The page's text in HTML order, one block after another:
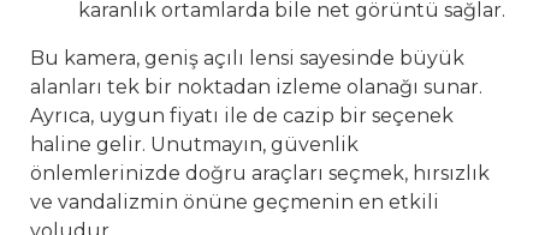
karanlık ortamlarda bile net görüntü sağlar.
Bu kamera, geniş açılı lensi sayesinde büyük
alanları tek bir noktadan izleme olanağı sunar.
Ayrıca, uygun fiyatı ile de cazip bir seçenek
haline gelir. Unutmayın, güvenlik
önlemlerinizde doğru araçları seçmek, hırsızlık
ve vandalizmin önüne geçmenin en etkili